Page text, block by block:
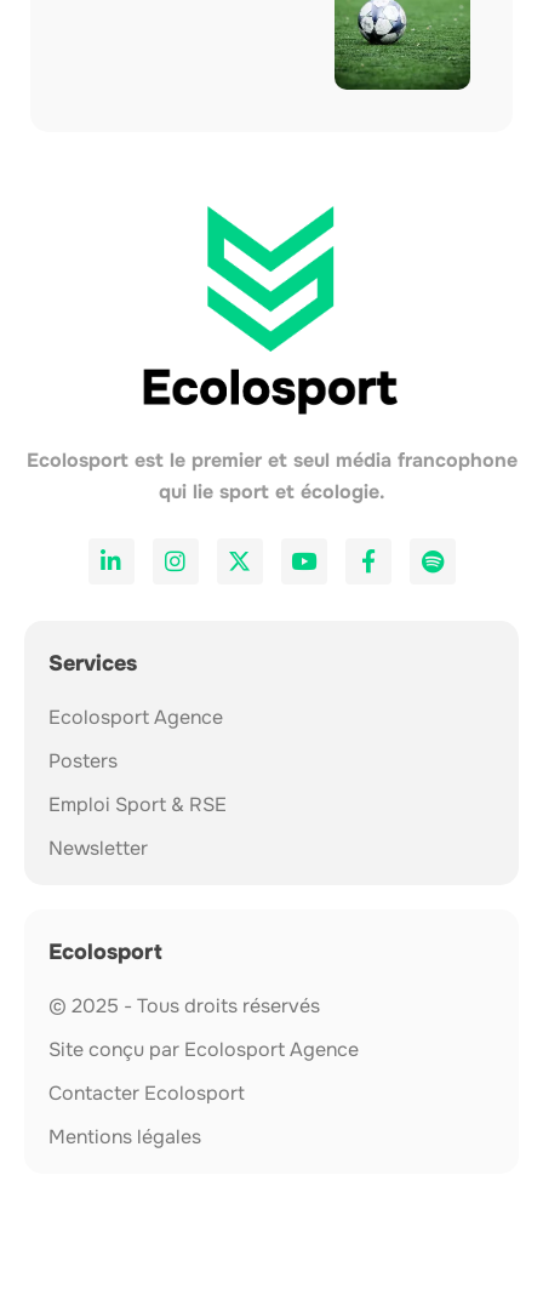
Ecolosport est le premier et seul média francophone
qui lie sport et écologie.
Services
Ecolosport Agence
Posters
Emploi Sport & RSE
Newsletter
Ecolosport
© 2025 - Tous droits réservés
Site conçu par Ecolosport Agence
Contacter Ecolosport
Mentions légales